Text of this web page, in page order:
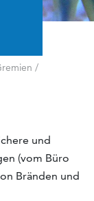
/
und
(vom Büro
Bränden und